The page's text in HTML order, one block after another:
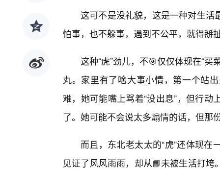
这可不是没礼貌，这是一种对生活
怕事，也不躲事，遇到不公平，就得掰
这种“虎”劲儿，不🎯仅仅体现在“
丸。家里有了啥大事小情，第一个站
难，她可能嘴上骂着“没出息”，但行
了。她可能不会说太多煽情的话，但那
而且，东北老太太的“虎”还体现
见证了风风雨雨，却从📘未被生活打